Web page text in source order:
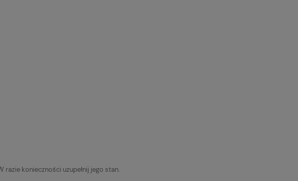
konieczności uzupełnij jego stan.